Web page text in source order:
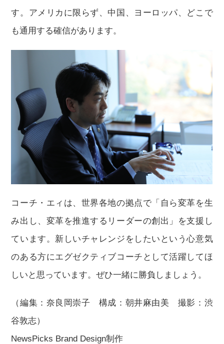
す。アメリカに限らず、中国、ヨーロッパ、どこで
も通用する確信があります。
コーチ・エィは、世界各地の拠点で「自ら変革を生
み出し、変革を推進するリーダーの創出」を支援し
ています。新しいチャレンジをしたいという心意気
のある方にエグゼクティブコーチとして活躍してほ
しいと思っています。ぜひ一緒に勝負しましょう。
（編集：奈良岡崇子 構成：朝井麻由美 撮影：渋
谷敦志）
NewsPicks Brand Design制作